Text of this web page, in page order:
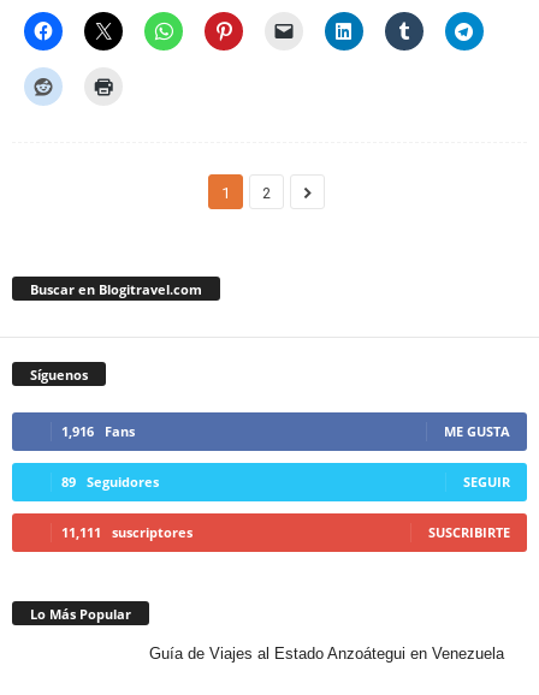
1 2
Buscar en Blogitravel.com
Síguenos
1,916 Fans ME GUSTA
89 Seguidores SEGUIR
11,111 suscriptores SUSCRIBIRTE
Lo Más Popular
Guía de Viajes al Estado Anzoátegui en Venezuela